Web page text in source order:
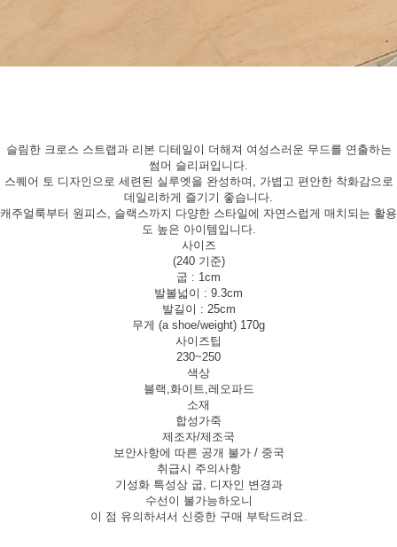
슬림한 크로스 스트랩과 리본 디테일이 더해져 여성스러운 무드를 연출하는
썸머 슬리퍼입니다.
스퀘어 토 디자인으로 세련된 실루엣을 완성하며, 가볍고 편안한 착화감으로
데일리하게 즐기기 좋습니다.
캐주얼룩부터 원피스, 슬랙스까지 다양한 스타일에 자연스럽게 매치되는 활용
도 높은 아이템입니다.
사이즈
(240 기준)
굽 : 1cm
발볼넓이 : 9.3cm
발길이 : 25cm
무게 (a shoe/weight) 170g
사이즈팁
230~250
색상
블랙,화이트,레오파드
소재
합성가죽
제조자/제조국
보안사항에 따른 공개 불가 / 중국
취급시 주의사항
기성화 특성상 굽, 디자인 변경과
수선이 불가능하오니
이 점 유의하셔서 신중한 구매 부탁드려요.